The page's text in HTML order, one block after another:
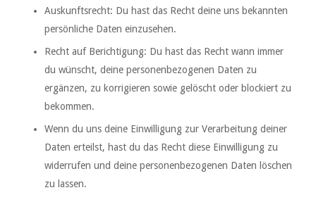
Auskunftsrecht: Du hast das Recht deine uns bekannten
persönliche Daten einzusehen.
Recht auf Berichtigung: Du hast das Recht wann immer
du wünscht, deine personenbezogenen Daten zu
ergänzen, zu korrigieren sowie gelöscht oder blockiert zu
bekommen.
Wenn du uns deine Einwilligung zur Verarbeitung deiner
Daten erteilst, hast du das Recht diese Einwilligung zu
widerrufen und deine personenbezogenen Daten löschen
zu lassen.